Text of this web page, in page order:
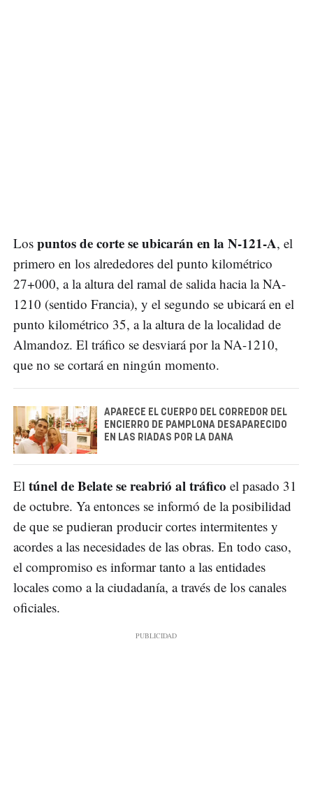
Los puntos de corte se ubicarán en la N-121-A, el
primero en los alrededores del punto kilométrico
27+000, a la altura del ramal de salida hacia la NA-
1210 (sentido Francia), y el segundo se ubicará en el
punto kilométrico 35, a la altura de la localidad de
Almandoz. El tráfico se desviará por la NA-1210,
que no se cortará en ningún momento.
APARECE EL CUERPO DEL CORREDOR DEL
ENCIERRO DE PAMPLONA DESAPARECIDO
EN LAS RIADAS POR LA DANA
El túnel de Belate se reabrió al tráfico el pasado 31
de octubre. Ya entonces se informó de la posibilidad
de que se pudieran producir cortes intermitentes y
acordes a las necesidades de las obras. En todo caso,
el compromiso es informar tanto a las entidades
locales como a la ciudadanía, a través de los canales
oficiales.